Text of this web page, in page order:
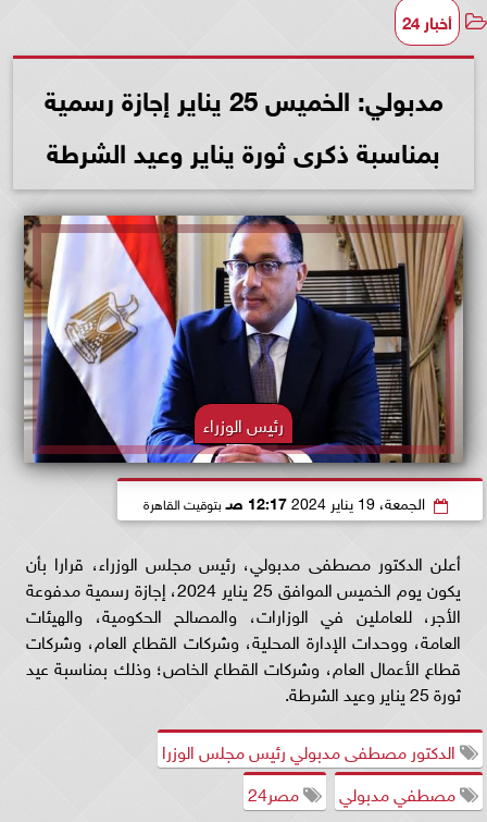
أخبار 24
مدبولي: الخميس 25 يناير إجازة رسمية
بمناسبة ذكرى ثورة يناير وعيد الشرطة
رئيس الوزراء
الجمعة، 19 يناير 2024 12:17 صـ بتوقيت القاهرة
أعلن الدكتور مصطفى مدبولي، رئيس مجلس الوزراء، قرارا بأن
يكون يوم الخميس الموافق 25 يناير 2024، إجازة رسمية مدفوعة
الأجر، للعاملين في الوزارات، والمصالح الحكومية، والهيئات
العامة، ووحدات الإدارة المحلية، وشركات القطاع العام، وشركات
قطاع الأعمال العام، وشركات القطاع الخاص؛ وذلك بمناسبة عيد
ثورة 25 يناير وعيد الشرطة.
الدكتور مصطفى مدبولي رئيس مجلس الوزرا
مصطفي مدبولي
مصر24